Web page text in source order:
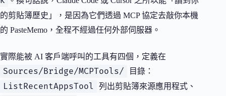
的剪貼簿歷史」，是因為它們透過 MCP 協定去敲你本機
的 PasteMemo，全程不經過任何外部伺服器。
實際能被 AI 客戶端呼叫的工具有四個，定義在
Sources/Bridge/MCPTools/ 目錄：
ListRecentAppsTool 列出剪貼簿來源應用程式、